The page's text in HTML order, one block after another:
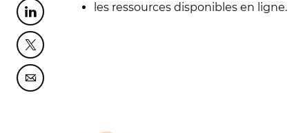
Partager cette page sur Linkedin
Partager cette page sur Twitter
Partager cette page sur Courriel
les ressources disponibles en ligne.